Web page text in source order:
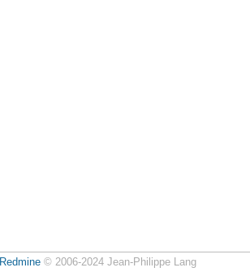
Redmine© 2006-2024 Jean-Philippe Lang